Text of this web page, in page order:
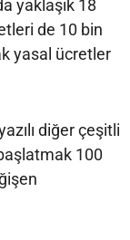
yaklaşık 18
de 10 bin
yasal ücretler
diğer çeşitli
100